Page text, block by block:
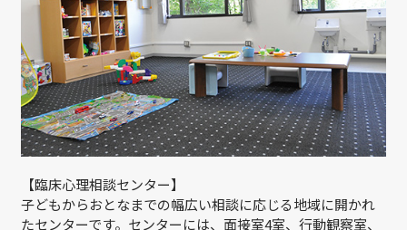
【臨床心理相談センター】
子どもからおとなまでの幅広い相談に応じる地域に開かれ
たセンターです。センターには、面接室4室、行動観察室、